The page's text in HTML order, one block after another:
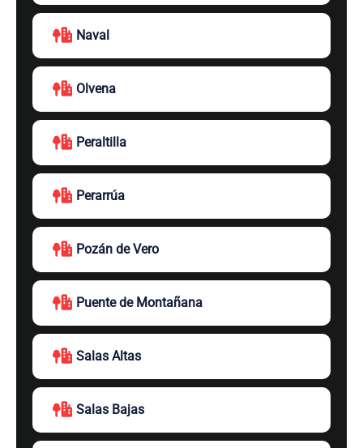
Naval
Olvena
Peraltilla
Perarrúa
Pozán de Vero
Puente de Montañana
Salas Altas
Salas Bajas